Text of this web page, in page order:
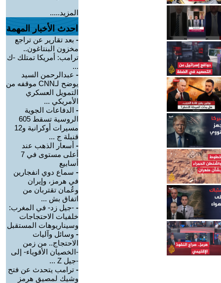
المزيد.....
احدث الأخبار المهمة
- بعد تقارير عن تراجع
مخزون البنتاغون..
ترامب: أمريكا تمتلك -ك
...
- عبدالرحمن السيد
يوضح لـCNN موقفه من
التمويل العسكري
الأمريكي ...
- الدفاعات الجوية
الروسية تسقط 605
مسيرات أوكرانية و12
قنبلة ج ...
- أسعار الذهب عند
أعلى مستوى في 7
أسابيع
- سماع دوي انفجارين
في هرمز، وإيران
وعُمان تقتربان من
اتفاق بش ...
- -جيل زد- في المغرب:
خلفيات الاحتجاجات
وسيناريوهات المستقبل
- وسائل وآليات
الاحتجاج.. من زمن
-الخصيان الأقوياء- إلى
-جيل Z ...
- ترامب يتحدث عن فتح
وشيك لمصيق هرمز